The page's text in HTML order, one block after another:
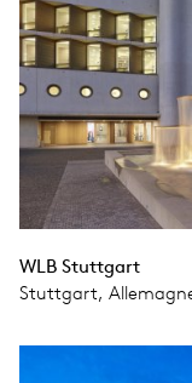
WLB Stuttgart
Stuttgart,